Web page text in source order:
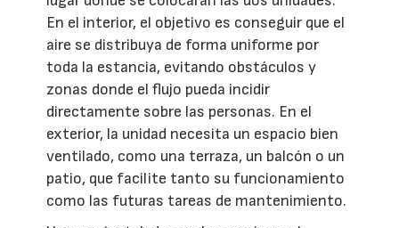
En el interior, el objetivo es conseguir que el
aire se distribuya de forma uniforme por
toda la estancia, evitando obstáculos y
zonas donde el flujo pueda incidir
directamente sobre las personas. En el
exterior, la unidad necesita un espacio bien
ventilado, como una terraza, un balcón o un
patio, que facilite tanto su funcionamiento
como las futuras tareas de mantenimiento.